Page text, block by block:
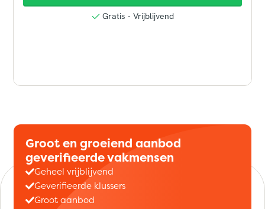
Groot en groeiend aanbod
geverifieerde vakmensen
Geheel vrijblijvend
Geverifieerde klussers
Groot aanbod